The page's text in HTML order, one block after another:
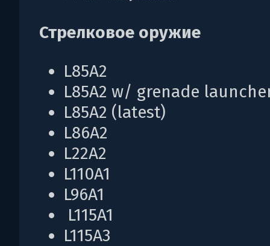
Стрелковое оружие
L85A2
L85A2 w/ grenade
L85A2 (latest)
L86A2
L22A2
L110A1
L96A1
L115A1
L115A3